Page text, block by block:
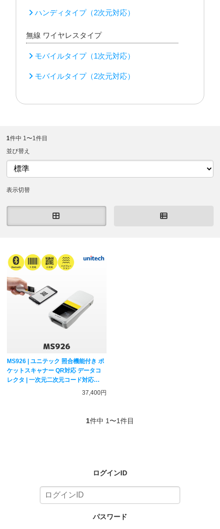
ハンディタイプ（2次元対応）
無線 ワイヤレスタイプ
モバイルタイプ（1次元対応）
モバイルタイプ（2次元対応）
1件中 1〜1件目
並び替え
表示切替
MS926 | ユニテック 照合機能付き ポ
ケットスキャナー QR対応 データコ
レクタ | 一次元二次元コード対応
37,400円
1件中 1〜1件目
ログインID
パスワード